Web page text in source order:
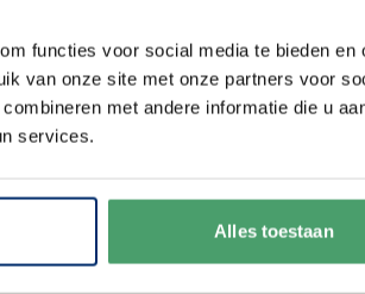
functies voor social media te bieden en
van onze site met onze partners voor
met andere informatie die u
services.
Alles toestaan
Goede
We krijgen
van Onze